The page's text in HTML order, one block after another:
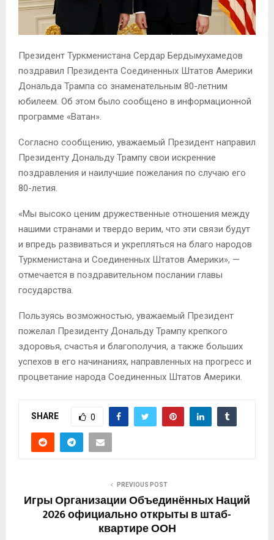
Президент Туркменистана Сердар Бердымухамедов
поздравил Президента Соединенных Штатов Америки
Дональда Трампа со знаменательным 80-летним
юбилеем. Об этом было сообщено в информационной
программе «Ватан».
Согласно сообщению, уважаемый Президент направил
Президенту Дональду Трампу свои искренние
поздравления и наилучшие пожелания по случаю его
80-летия.
«Мы высоко ценим дружественные отношения между
нашими странами и твердо верим, что эти связи будут
и впредь развиваться и укрепляться на благо народов
Туркменистана и Соединенных Штатов Америки», —
отмечается в поздравительном послании главы
государства.
Пользуясь возможностью, уважаемый Президент
пожелал Президенту Дональду Трампу крепкого
здоровья, счастья и благополучия, а также больших
успехов в его начинаниях, направленных на прогресс и
процветание народа Соединенных Штатов Америки.
SHARE 0
PREVIOUS POST
Игры Организации Объединённых Наций
2026 официально открыты в штаб-
квартире ООН